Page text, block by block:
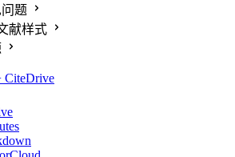
题
献样式
CiteDrive